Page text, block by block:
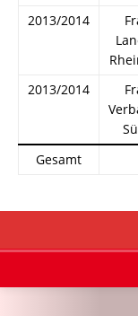
2013/2014
2013/2014
Gesamt